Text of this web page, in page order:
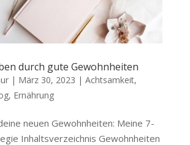
durch gute Gewohnheiten
| März 30, 2023 | Achtsamkeit,
, Ernährung
neuen Gewohnheiten: Meine 7-
Inhaltsverzeichnis Gewohnheiten